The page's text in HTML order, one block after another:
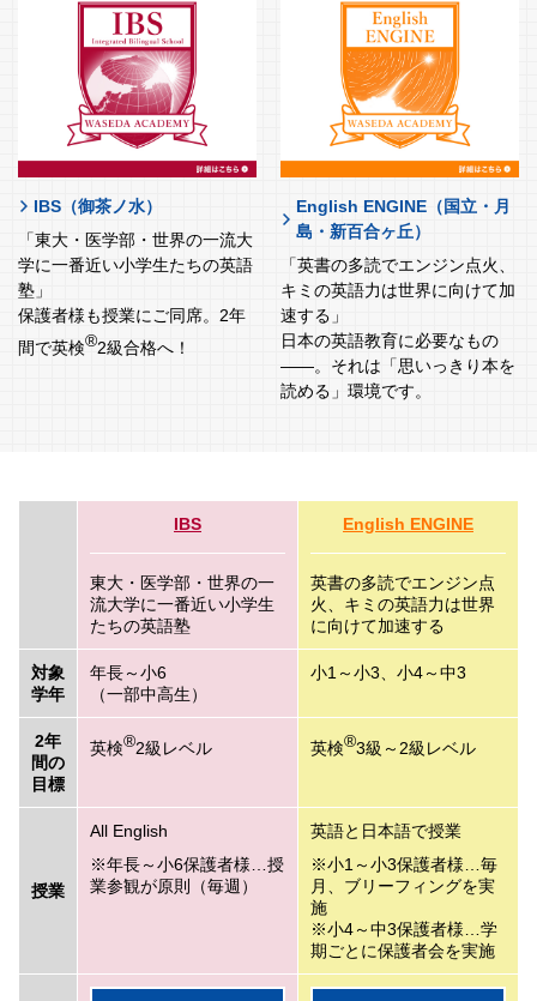
IBS（御茶ノ水）
「東大・医学部・世界の一流大
学に一番近い小学生たちの英語
塾」
保護者様も授業にご同席。2年
間で英検®2級合格へ！
English ENGINE（国立・月
島・新百合ヶ丘）
「英書の多読でエンジン点火、
キミの英語力は世界に向けて加
速する」
日本の英語教育に必要なもの
――。それは「思いっきり本を
読める」環境です。
IBS
東大・医学部・世界の一
流大学に一番近い小学生
たちの英語塾
English ENGINE
英書の多読でエンジン点
火、キミの英語力は世界
に向けて加速する
対象
学年
年長～小6
（一部中高生）
小1～小3、小4～中3
2年
間の
目標
英検®2級レベル 英検®3級～2級レベル
授業
All English
年長～小6保護者様…授
業参観が原則（毎週）
英語と日本語で授業
小1～小3保護者様…毎
月、ブリーフィングを実
施
小4～中3保護者様…学
期ごとに保護者会を実施